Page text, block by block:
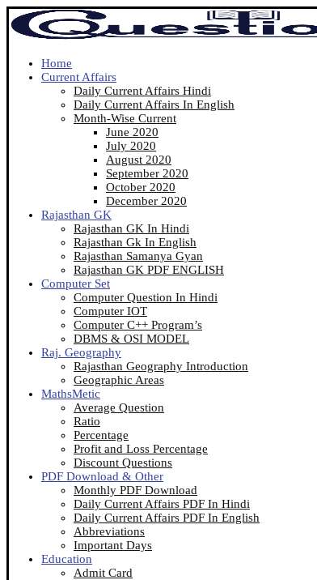
Home
Current Affairs
Daily Current Affairs Hindi
Daily Current Affairs In English
Month-Wise Current
June 2020
July 2020
August 2020
September 2020
October 2020
December 2020
Rajasthan GK
Rajasthan GK In Hindi
Rajasthan Gk In English
Rajasthan Samanya Gyan
Rajasthan GK PDF ENGLISH
Computer Set
Computer Question In Hindi
Computer IOT
Computer C++ Program’s
DBMS & OSI MODEL
Raj. Geography
Rajasthan Geography Introduction
Geographic Areas
MathsMetic
Average Question
Ratio
Percentage
Profit and Loss Percentage
Discount Questions
PDF Download & Other
Monthly PDF Download
Daily Current Affairs PDF In Hindi
Daily Current Affairs PDF In English
Abbreviations
Important Days
Education
Admit Card